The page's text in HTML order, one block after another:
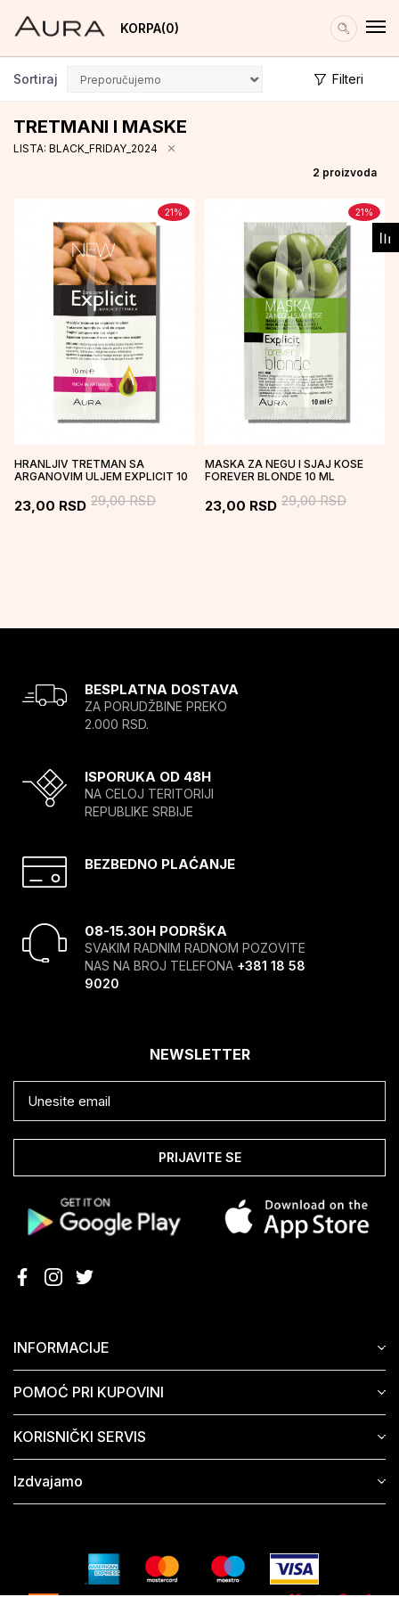
KORPA 0
TRETMANI I MASKE
Sortiraj Filteri
LISTA: BLACK_FRIDAY_2024
2 proizvoda
21%
HRANLJIV TRETMAN SA
ARGANOVIM ULJEM EXPLICIT 10
23,00 RSD 29,00RSD
21%
MASKA ZA NEGU I SJAJ KOSE
FOREVER BLONDE 10 ML
23,00 RSD 29,00RSD
BESPLATNA DOSTAVA
ZA PORUDŽBINE PREKO
2.000 RSD.
ISPORUKA OD 48H
NA CELOJ TERITORIJI
REPUBLIKE SRBIJE
BEZBEDNO PLAĆANJE
08-15.30H PODRŠKA
SVAKIM RADNIM RADNOM POZOVITE
NAS NA BROJ TELEFONA +381 18 58
9020
INFORMACIJE
POMOĆ PRI KUPOVINI
KORISNIČKI SERVIS
Izdvajamo
NEWSLETTER
PRIJAVITE SE